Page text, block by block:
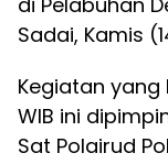
Sadai, Kamis
Kegiatan yang
WIB ini
Sat Polairud